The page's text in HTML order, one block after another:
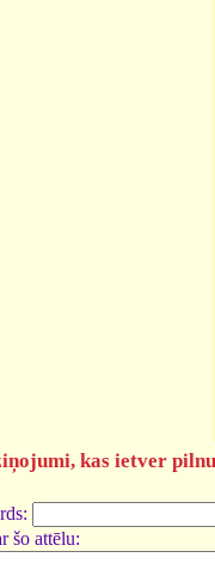
kas ietver
šo attēlu: